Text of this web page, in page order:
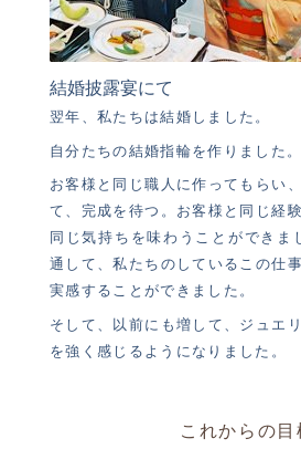
結婚披露宴にて
翌年、私たちは結婚しました。
自分たちの結婚指輪を作りました。
お客様と同じ職人に作ってもらい
て、完成を待つ。お客様と同じ経
同じ気持ちを味わうことができま
通して、私たちのしているこの仕
実感することができました。
そして、以前にも増して、ジュエ
を強く感じるようになりました。
これからの目